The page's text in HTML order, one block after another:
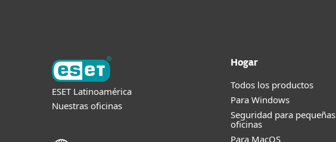
ESET Latinoamérica
Nuestras oficinas
Hogar
Todos los productos
Para Windows
Seguridad para pequeñas
oficinas
Para MacOS